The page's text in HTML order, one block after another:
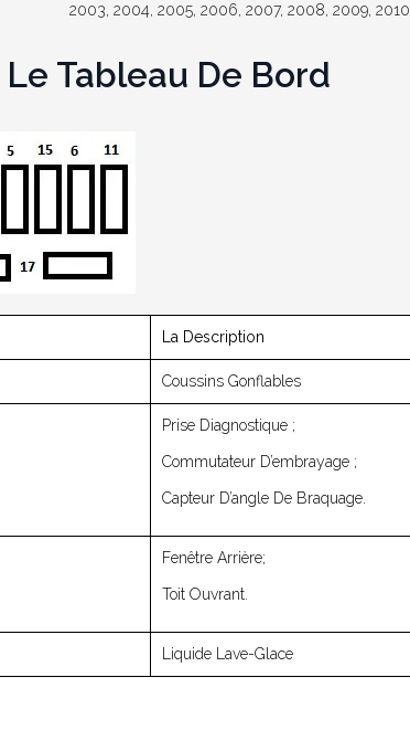
2003, 2004, 2005, 2006, 2007, 2008, 2009, 2010.
Tableau De Bord
La Description
Coussins Gonflables
Prise Diagnostique ;
Commutateur D’embrayage ;
Capteur D’angle De Braquage.
Fenêtre Arrière;
Toit Ouvrant.
Liquide Lave-Glace